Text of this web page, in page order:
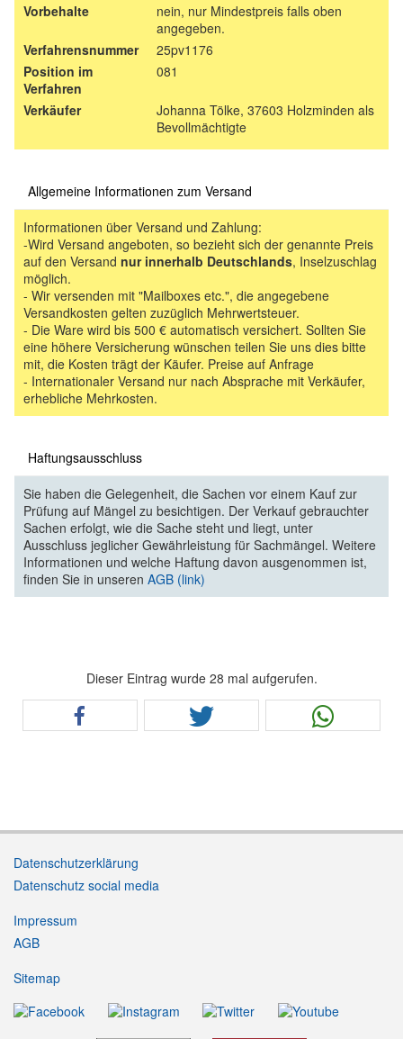
Vorbehalte
nein, nur Mindestpreis falls oben
angegeben.
Verfahrensnummer
25pv1176
Position im
Verfahren
081
Verkäufer
Johanna Tölke, 37603 Holzminden als
Bevollmächtigte
Allgemeine Informationen zum Versand
Informationen über Versand und Zahlung:
-Wird Versand angeboten, so bezieht sich der genannte Preis
auf den Versand nur innerhalb Deutschlands, Inselzuschlag
möglich.
- Wir versenden mit "Mailboxes etc.", die angegebene
Versandkosten gelten zuzüglich Mehrwertsteuer.
- Die Ware wird bis 500 € automatisch versichert. Sollten Sie
eine höhere Versicherung wünschen teilen Sie uns dies bitte
mit, die Kosten trägt der Käufer. Preise auf Anfrage
- Internationaler Versand nur nach Absprache mit Verkäufer,
erhebliche Mehrkosten.
Haftungsausschluss
Sie haben die Gelegenheit, die Sachen vor einem Kauf zur
Prüfung auf Mängel zu besichtigen. Der Verkauf gebrauchter
Sachen erfolgt, wie die Sache steht und liegt, unter
Ausschluss jeglicher Gewährleistung für Sachmängel. Weitere
Informationen und welche Haftung davon ausgenommen ist,
finden Sie in unseren AGB (link)
Dieser Eintrag wurde 28 mal aufgerufen.
Datenschutzerklärung
Datenschutz social media
Impressum
AGB
Sitemap